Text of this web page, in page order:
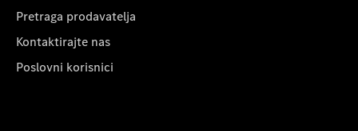
Pretraga prodavatelja
Kontaktirajte nas
Poslovni korisnici